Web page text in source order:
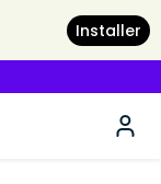
Installer